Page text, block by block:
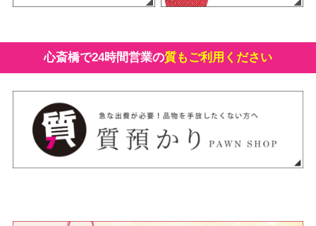
心斎橋で24時間営業の質もご利用ください